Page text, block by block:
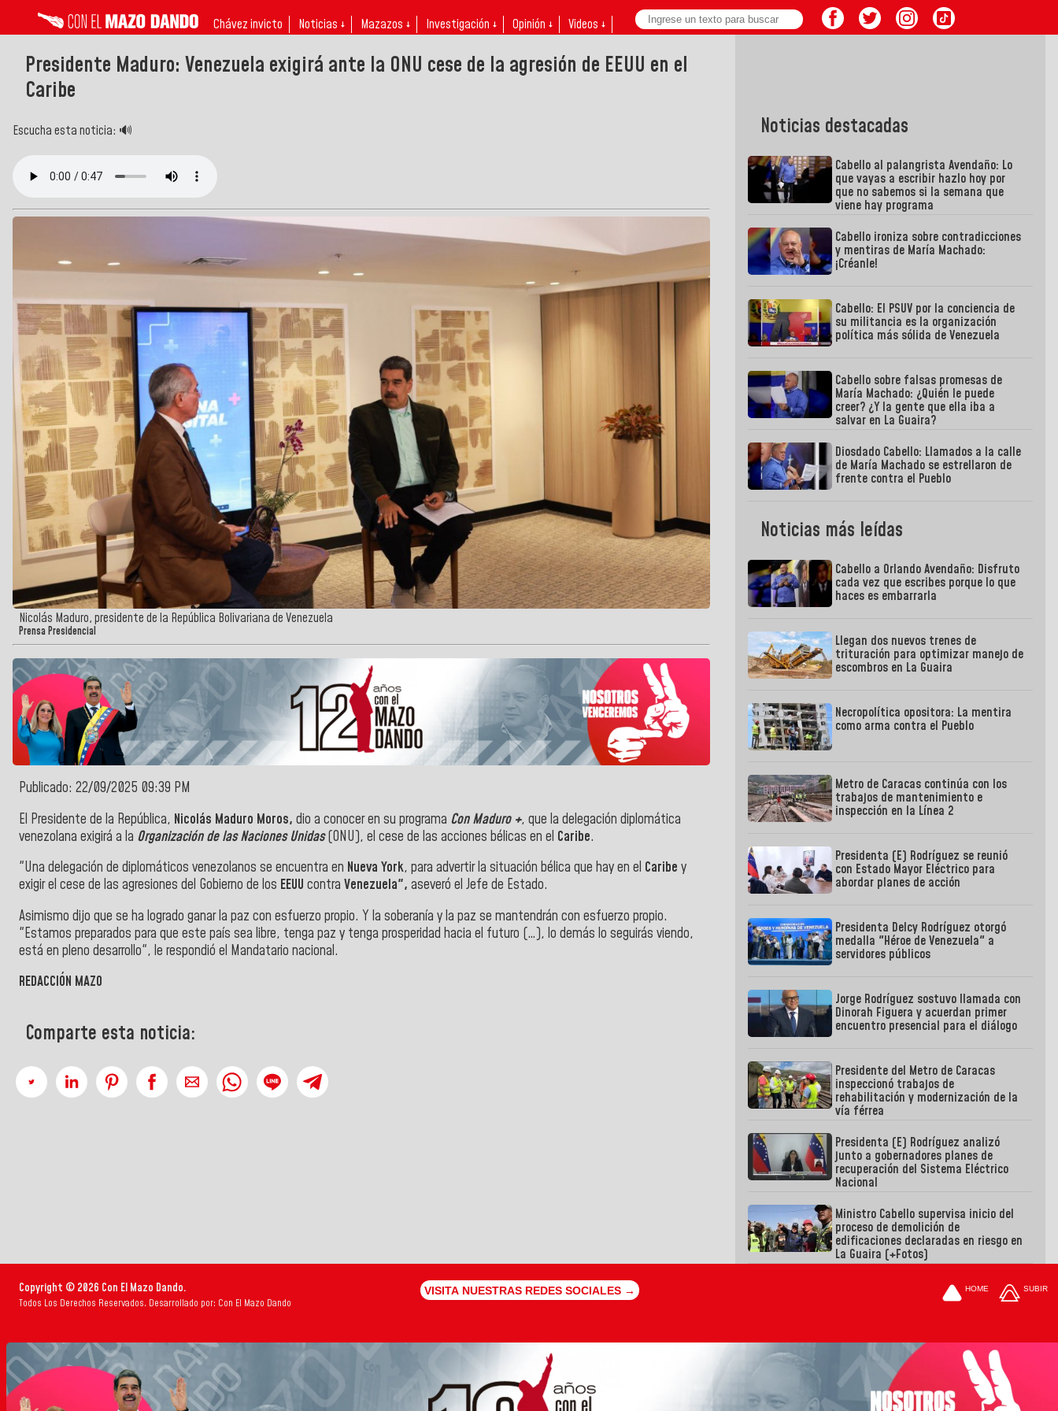
Chávez invicto Noticias ↓ Mazazos ↓ Investigación ↓ Opinión ↓ Videos ↓
Presidente Maduro: Venezuela exigirá ante la ONU cese de la agresión de EEUU en el
Caribe
Escucha esta noticia: 🔊
Nicolás Maduro, presidente de la República Bolivariana de Venezuela
Prensa Presidencial
Publicado: 22/09/2025 09:39 PM
El Presidente de la República, Nicolás Maduro Moros, dio a conocer en su programa Con Maduro +, que la delegación diplomática
venezolana exigirá a la Organización de las Naciones Unidas(ONU), el cese de las acciones bélicas en el Caribe.
"Una delegación de diplomáticos venezolanos se encuentra en Nueva York, para advertir la situación bélica que hay en el Caribe y
exigir el cese de las agresiones del Gobierno de los EEUU contra Venezuela", aseveró el Jefe de Estado.
Asimismo dijo que se ha logrado ganar la paz con esfuerzo propio. Y la soberanía y la paz se mantendrán con esfuerzo propio.
"Estamos preparados para que este país sea libre, tenga paz y tenga prosperidad hacia el futuro (…), lo demás lo seguirás viendo,
está en pleno desarrollo", le respondió el Mandatario nacional.
REDACCIÓN MAZO
Comparte esta noticia:
Noticias destacadas
Cabello al palangrista Avendaño: Lo
que vayas a escribir hazlo hoy por
que no sabemos si la semana que
viene hay programa
Cabello ironiza sobre contradicciones
y mentiras de María Machado:
¡Créanle!
Cabello: El PSUV por la conciencia de
su militancia es la organización
política más sólida de Venezuela
Cabello sobre falsas promesas de
María Machado: ¿Quién le puede
creer? ¿Y la gente que ella iba a
salvar en La Guaira?
Diosdado Cabello: Llamados a la calle
de María Machado se estrellaron de
frente contra el Pueblo
Noticias más leídas
Cabello a Orlando Avendaño: Disfruto
cada vez que escribes porque lo que
haces es embarrarla
Llegan dos nuevos trenes de
trituración para optimizar manejo de
escombros en La Guaira
Necropolítica opositora: La mentira
como arma contra el Pueblo
Metro de Caracas continúa con los
trabajos de mantenimiento e
inspección en la Línea 2
Presidenta (E) Rodríguez se reunió
con Estado Mayor Eléctrico para
abordar planes de acción
Presidenta Delcy Rodríguez otorgó
medalla "Héroe de Venezuela" a
servidores públicos
Jorge Rodríguez sostuvo llamada con
Dinorah Figuera y acuerdan primer
encuentro presencial para el diálogo
Presidente del Metro de Caracas
inspeccionó trabajos de
rehabilitación y modernización de la
vía férrea
Presidenta (E) Rodríguez analizó
junto a gobernadores planes de
recuperación del Sistema Eléctrico
Nacional
Ministro Cabello supervisa inicio del
proceso de demolición de
edificaciones declaradas en riesgo en
La Guaira (+Fotos)
Copyright © 2026 Con El Mazo Dando.
Todos Los Derechos Reservados. Desarrollado por: Con El Mazo Dando
VISITA NUESTRAS REDES SOCIALES → HOME SUBIR